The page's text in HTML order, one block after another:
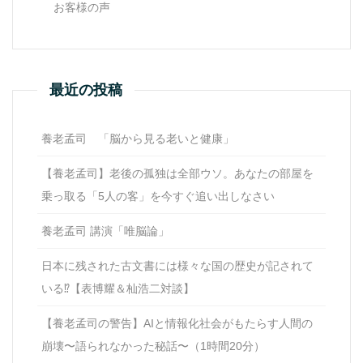
お客様の声
最近の投稿
養老孟司 「脳から見る老いと健康」
【養老孟司】老後の孤独は全部ウソ。あなたの部屋を
乗っ取る「5人の客」を今すぐ追い出しなさい
養老孟司 講演「唯脳論」
日本に残された古文書には様々な国の歴史が記されて
いる⁉【表博耀＆杣浩二対談】
【養老孟司の警告】AIと情報化社会がもたらす人間の
崩壊〜語られなかった秘話〜（1時間20分）